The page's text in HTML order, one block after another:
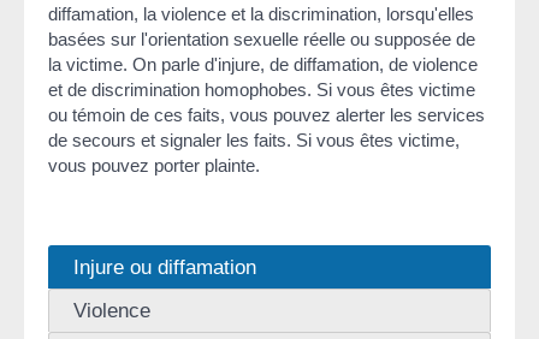
diffamation, la violence et la discrimination, lorsqu'elles
basées sur l'orientation sexuelle réelle ou supposée de
la victime. On parle d'injure, de diffamation, de violence
et de discrimination homophobes. Si vous êtes victime
ou témoin de ces faits, vous pouvez alerter les services
de secours et signaler les faits. Si vous êtes victime,
vous pouvez porter plainte.
Injure ou diffamation
Violence